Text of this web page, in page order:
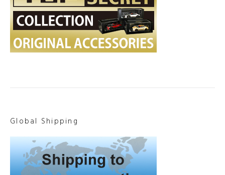
Global Shipping